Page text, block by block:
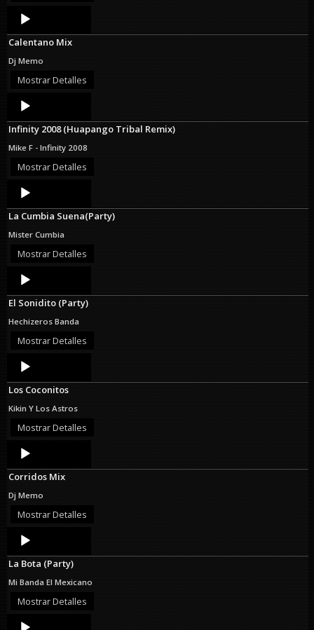
Audio
Player
Calentano Mix
Dj Memo
Mostrar Detalles
Audio
Player
Infinity 2008 (Huapango Tribal Remix)
Mike F - Infinity 2008
Mostrar Detalles
Audio
Player
La Cumbia Suena(Party)
Mister Cumbia
Mostrar Detalles
Audio
Player
El Sonidito (Party)
Hechizeros Banda
Mostrar Detalles
Audio
Player
Los Coconitos
Kikin Y Los Astros
Mostrar Detalles
Audio
Player
Corridos Mix
Dj Memo
Mostrar Detalles
Audio
Player
La Bota (Party)
Mi Banda El Mexicano
Mostrar Detalles
Audio